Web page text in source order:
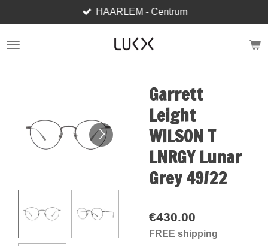
to
main
HAARLEM - Centrum
Garrett
Leight
WILSON T
LNRGY Lunar
Grey 49/22
€430.00
FREE shipping